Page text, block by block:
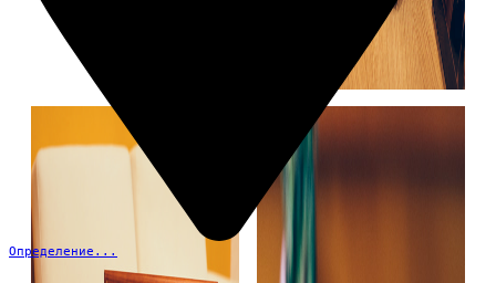
Определение...